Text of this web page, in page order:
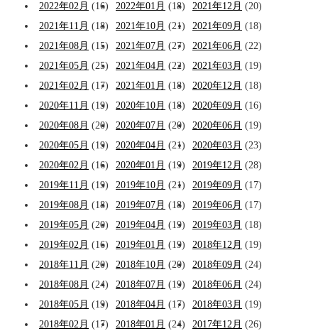
2022年02月 (16) 2022年01月 (18) 2021年12月 (20)
2021年11月 (18) 2021年10月 (21) 2021年09月 (18)
2021年08月 (15) 2021年07月 (27) 2021年06月 (22)
2021年05月 (25) 2021年04月 (22) 2021年03月 (19)
2021年02月 (17) 2021年01月 (18) 2020年12月 (18)
2020年11月 (19) 2020年10月 (18) 2020年09月 (16)
2020年08月 (20) 2020年07月 (20) 2020年06月 (19)
2020年05月 (19) 2020年04月 (21) 2020年03月 (23)
2020年02月 (16) 2020年01月 (19) 2019年12月 (28)
2019年11月 (19) 2019年10月 (21) 2019年09月 (17)
2019年08月 (18) 2019年07月 (18) 2019年06月 (17)
2019年05月 (20) 2019年04月 (19) 2019年03月 (18)
2019年02月 (16) 2019年01月 (19) 2018年12月 (19)
2018年11月 (20) 2018年10月 (20) 2018年09月 (24)
2018年08月 (24) 2018年07月 (19) 2018年06月 (24)
2018年05月 (19) 2018年04月 (17) 2018年03月 (19)
2018年02月 (17) 2018年01月 (24) 2017年12月 (26)